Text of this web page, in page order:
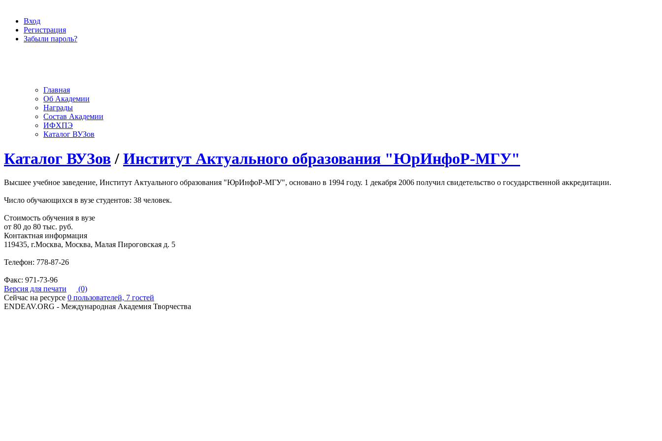
Вход
Регистрация
Забыли пароль?
Главная
Об Академии
Награды
Состав Академии
ИФХПЭ
Каталог ВУЗов
Каталог ВУЗов / Институт Актуального образования "ЮрИнфоР-МГУ"
Высшее учебное заведение, Институт Актуального образования "ЮрИнфоР-МГУ", основано в 1994 году. 1 декабря 2006 получил свидетельство о государственной аккредитации.
Число обучающихся в вузе студентов: 38 человек.
Стоимость обучения в вузе
от 80 до 80 тыс. руб.
Контактная информация
119435, г.Москва, Москва, Малая Пироговская д. 5
Телефон: 778-87-26
Факс: 971-73-96
Версия для печати
(0)
Сейчас на ресурсе 0 пользователей, 7 гостей
ENDEAV.ORG - Международная Академия Творчества